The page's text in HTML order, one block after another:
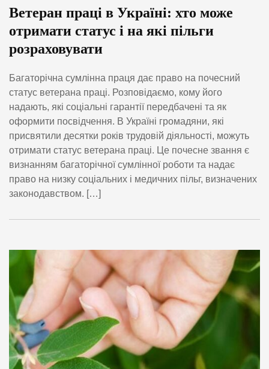
Ветеран праці в Україні: хто може
отримати статус і на які пільги
розраховувати
Багаторічна сумлінна праця дає право на почесний
статус ветерана праці. Розповідаємо, кому його
надають, які соціальні гарантії передбачені та як
оформити посвідчення. В Україні громадяни, які
присвятили десятки років трудовій діяльності, можуть
отримати статус ветерана праці. Це почесне звання є
визнанням багаторічної сумлінної роботи та надає
право на низку соціальних і медичних пільг, визначених
законодавством. […]